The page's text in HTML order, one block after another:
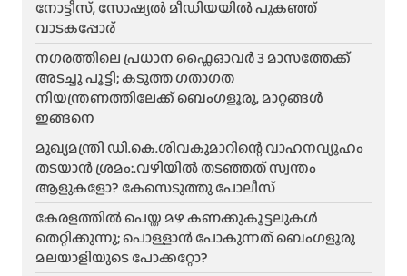
നോട്ടീസ്, സോഷ്യൽ മീഡിയയിൽ പുകഞ്ഞ്
വാടകപ്പോര്
ന​ഗരത്തിലെ പ്രധാന ഫ്ലൈഓവർ 3 മാസത്തേക്ക്
അടച്ചു പൂട്ടി; കടുത്ത ഗതാഗത
നിയന്ത്രണത്തിലേക്ക് ബെംഗളൂരു, മാറ്റങ്ങൾ
ഇങ്ങനെ
മുഖ്യമന്ത്രി ഡി.കെ.ശിവകുമാറിന്റെ വാഹനവ്യൂഹം
തടയാൻ ശ്രമം:.വഴിയിൽ തടഞ്ഞത് സ്വന്തം
ആളുകളോ? കേസെടുത്തു പോലീസ്
കേരളത്തിൽ പെയ്ത മഴ കണക്കുകൂട്ടലുകൾ
തെറ്റിക്കുന്നു; പൊള്ളാൻ പോകുന്നത് ബെംഗളൂരു
മലയാളിയുടെ പോക്കറ്റോ?